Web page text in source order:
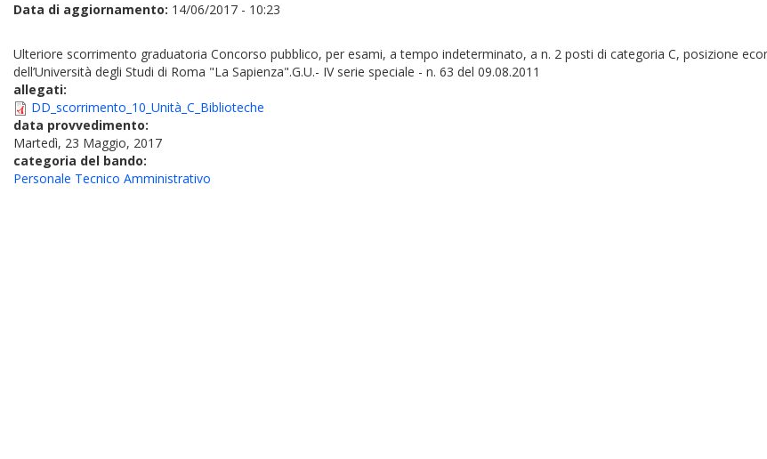
Data di aggiornamento: 14/06/2017 - 10:23
Ulteriore scorrimento graduatoria Concorso pubblico, per esami, a tempo indeterminato, a n. 2 posti di categoria C, posizione
dell’Università degli Studi di Roma "La Sapienza".G.U.- IV serie speciale - n. 63 del 09.08.2011
allegati:
DD_scorrimento_10_Unità_C_Biblioteche
data provvedimento:
Martedì, 23 Maggio, 2017
categoria del bando:
Personale Tecnico Amministrativo